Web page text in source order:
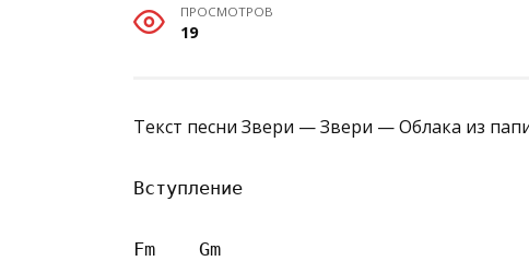
ПРОСМОТРОВ
19
Текст песни Звери — Звери — Облака из
Вступление
Fm    Gm